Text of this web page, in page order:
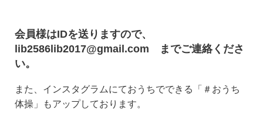
会員様はIDを送りますので、
lib2586lib2017@gmail.com までご連絡くださ
い。
また、インスタグラムにておうちでできる「＃おうち
体操」もアップしております。